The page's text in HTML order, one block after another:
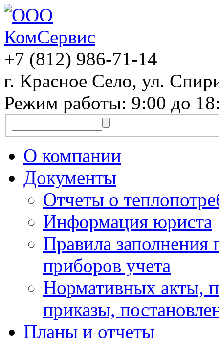
+7 (812) 986-71-14
г. Красное Село, ул.
Режим работы: 9:00 до
О компании
Документы
Отчеты о
Информация юриста
Правила заполнения
приборов учета
Нормативных акты,
приказы,
Планы и отчеты